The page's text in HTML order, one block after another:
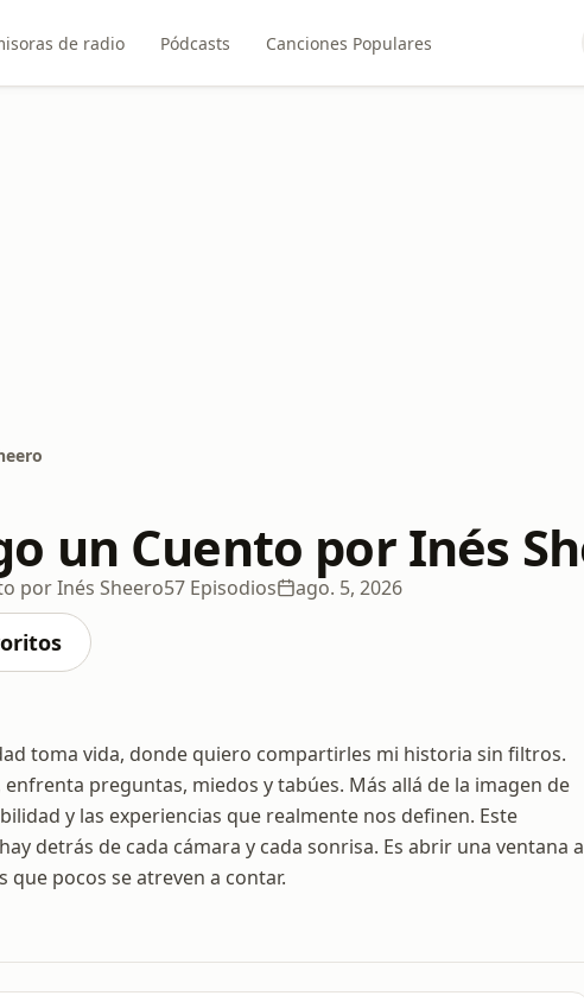
de radio Pódcasts Canciones Populares
un Cuento por Inés
por Inés Sheero57 Episodios ago. 5, 2026
toma vida, donde quiero compartirles mi historia sin filtros.
preguntas, miedos y tabúes. Más allá de la imagen de
y las experiencias que realmente nos definen. Este
detrás de cada cámara y cada sonrisa. Es abrir una ventana a
que pocos se atreven a contar.